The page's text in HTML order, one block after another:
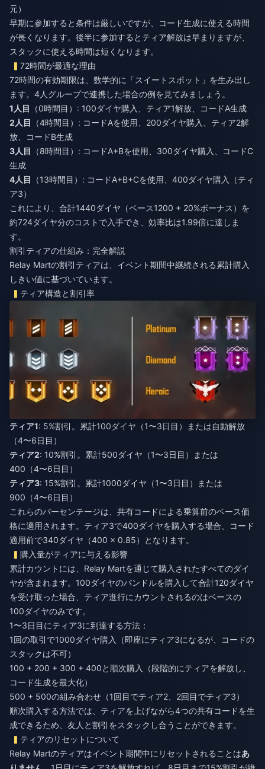
元）
早期に参加すると条件は厳しいですが、コード生成に使える時間
が長くなります。後半に参加するとティア解放は早まりますが、
スタックに使える時間は短くなります。
72時間が最適な理由
72時間の有効期限は、数学的に「スイートスポット」を生み出し
ます。4人グループで連携した場合の例を見てみましょう。
1人目
（0時間目）: 100ダイヤ購入、ティア1解放、コードA生成
2人目
（4時間目）: コードAを使用、200ダイヤ購入、ティア2解
放、コードB生成
3人目
（8時間目）: コードA+Bを使用、300ダイヤ購入、コードC
生成
4人目
（13時間目）: コードA+B+Cを使用、400ダイヤ購入（ティ
ア3）
これにより、合計1440ダイヤ（ベース1200 + 20%ボーナス）を
約724ダイヤ分のコストで入手でき、効率比は1.99倍に達しま
す。
割引ティアの仕組み：完全解説
Relay Martの割引ティアは、イベント期間中継続される累計購入
しきい値に基づいています。
ティア構造と割引率
ティア1: 5%割引。累計100ダイヤ（1〜3日目）または自動解放
（4〜6日目）
ティア2: 10%割引。累計500ダイヤ（1〜3日目）または
400（4〜6日目）
ティア3: 15%割引。累計1000ダイヤ（1〜3日目）または
900（4〜6日目）
これらのパーセンテージは、共有コードによる乗算前のベース価
格に適用されます。ティア3で400ダイヤを購入する場合、コード
適用前で340ダイヤ（400 × 0.85）となります。
購入量がティアに与える影響
累計カウントには、Relay Martを通じて購入されたすべてのダイ
ヤが含まれます。100ダイヤのバンドルを購入して合計120ダイヤ
を受け取った場合、ティア進行にカウントされるのはベースの
100ダイヤのみです。
1〜3日目にティア3に到達する方法：
1回の取引で1000ダイヤ購入（即座にティア3になるが、コードの
スタックは不可）
100 + 200 + 300 + 400と順次購入（段階的にティアを解放し、
コード生成を最大化）
500 + 500の組み合わせ（1回目でティア2、2回目でティア3）
順次購入する方法では、ティアを上げながら4つの共有コードを生
成できるため、友人と割引をスタックし合うことができます。
ティアのリセットについて
Relay Martのティアはイベント期間中にリセットされることはあ